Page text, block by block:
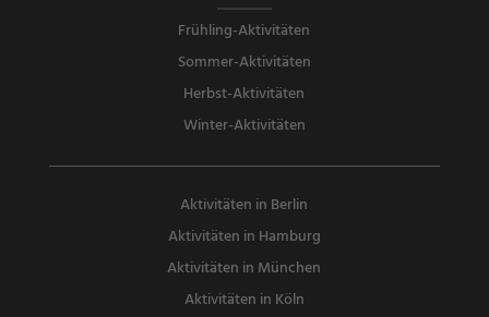
Frühling-Aktivitäten
Sommer-Aktivitäten
Herbst-Aktivitäten
Winter-Aktivitäten
Aktivitäten in Berlin
Aktivitäten in Hamburg
Aktivitäten in München
Aktivitäten in Köln